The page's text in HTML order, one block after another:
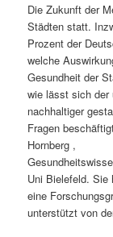
n
h
a
l
t
s
p
n
I
n
h
a
l
t
Die Zukunft der
Städten statt.
Prozent der
welche
Gesundheit der
wie lässt sich der
nachhaltiger
Fragen
Hornberg ,
Uni Bielefeld. Sie
eine
unterstützt von